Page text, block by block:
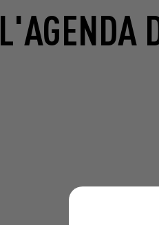
L'AGENDA